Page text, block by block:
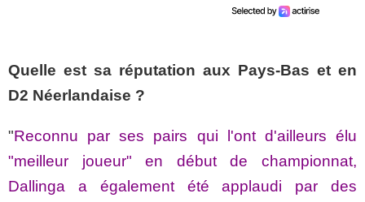
Quelle est sa réputation aux Pays-Bas et en
D2 Néerlandaise ?
"Reconnu par ses pairs qui l'ont d'ailleurs élu
"meilleur joueur" en début de championnat,
Dallinga a également été applaudi par des